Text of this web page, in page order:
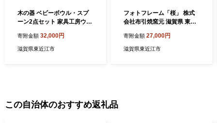
木の器 ベビーボウル・スプ
ーン2点セット 家具工房ウノ
の器 ベビーボウル スプーン
2点セット 離乳食 ヨーグルト
寄附金額 32,000円
滋賀県東近江市
フォトフレーム「桜」 株式
会社布引焼窯元 滋賀県 東近
「桜」 布引焼 陶器 七彩天目
写真立て インテリア 桜柄 伝
寄附金額 27,000円
滋賀県東近江市
この自治体のおすすめ返礼品